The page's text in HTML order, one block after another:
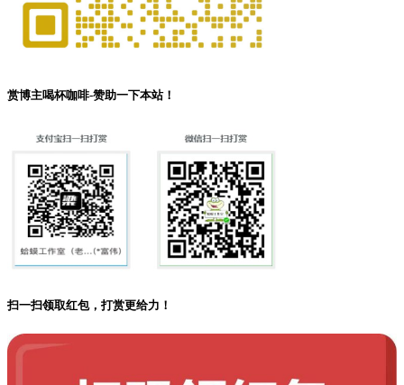
赏博主喝杯咖啡-赞助一下本站！
扫一扫领取红包，打赏更给力！